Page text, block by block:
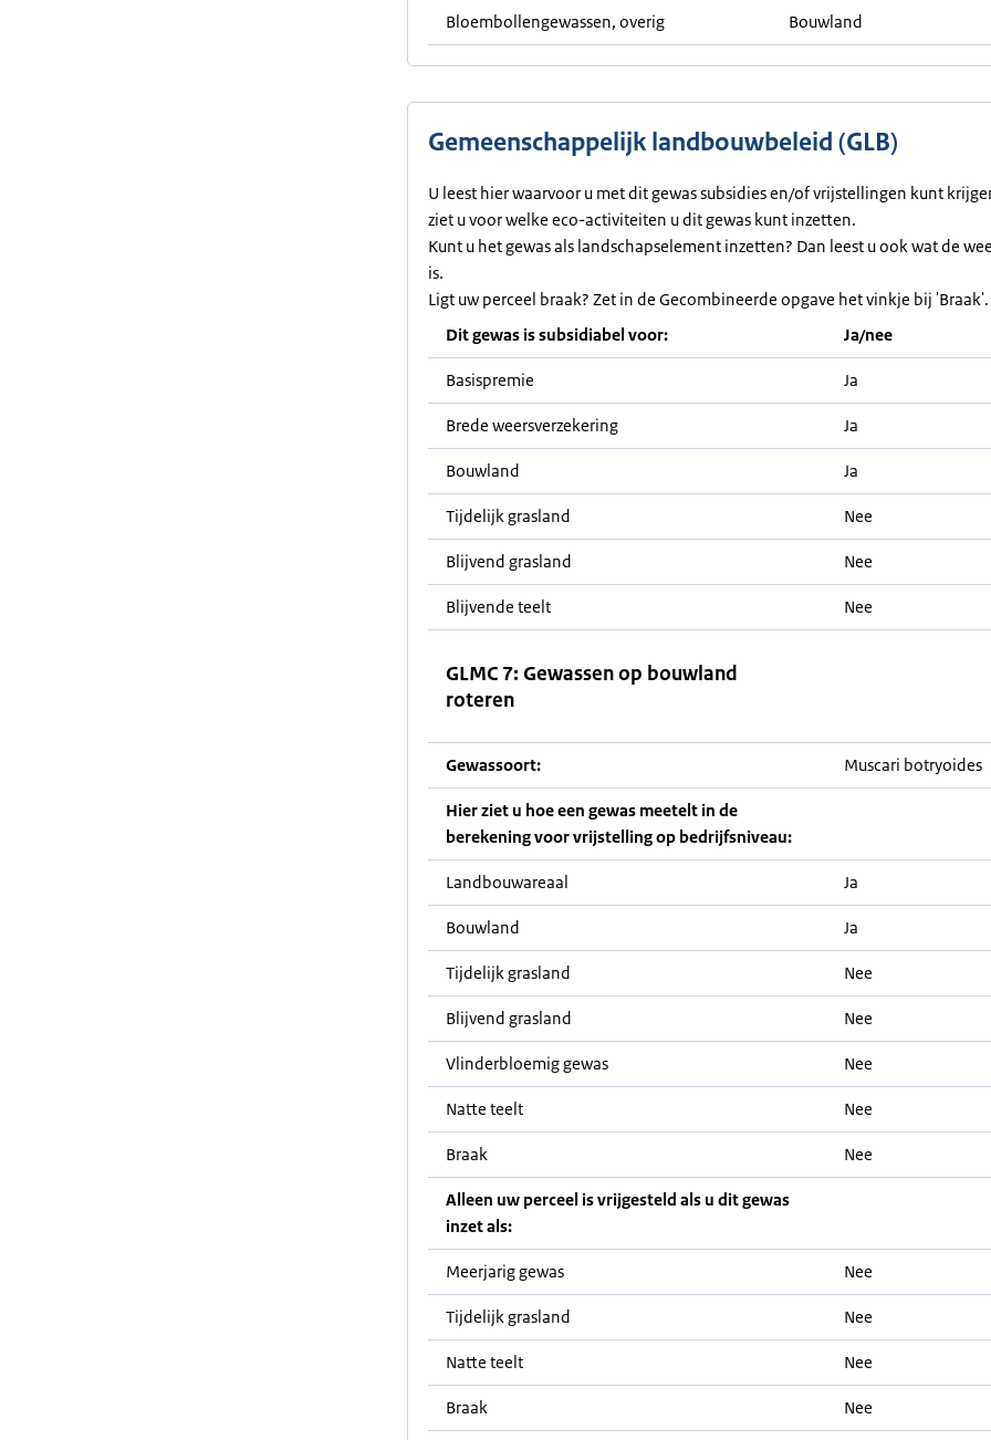
Bloembollengewassen, overig Bouwland
Gemeenschappelijk landbouwbeleid (GLB)
U leest hier waarvoor u met dit gewas subsidies en/of vrijstellingen kunt
ziet u voor welke eco-activiteiten u dit gewas kunt inzetten.
Kunt u het gewas als landschapselement inzetten? Dan leest u ook wat de
is.
Ligt uw perceel braak? Zet in de Gecombineerde opgave het vinkje bij 'Braak'.
Dit gewas is subsidiabel voor:
Ja/nee
Basispremie Ja
Brede weersverzekering Ja
Bouwland Ja
Tijdelijk grasland Nee
Blijvend grasland Nee
Blijvende teelt Nee
GLMC 7: Gewassen op bouwland
roteren
Gewassoort: Muscari botryoides
Hier ziet u hoe een gewas meetelt in de
berekening voor vrijstelling op bedrijfsniveau:
Landbouwareaal Ja
Bouwland Ja
Tijdelijk grasland Nee
Blijvend grasland Nee
Vlinderbloemig gewas Nee
Natte teelt Nee
Braak Nee
Alleen uw perceel is vrijgesteld als u dit gewas
inzet als:
Meerjarig gewas Nee
Tijdelijk grasland Nee
Natte teelt Nee
Braak Nee